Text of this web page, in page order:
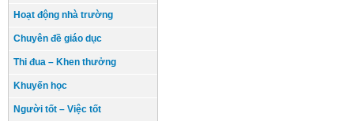
Hoạt động nhà trường
Chuyên đề giáo dục
Thi đua – Khen thưởng
Khuyến học
Người tốt – Việc tốt